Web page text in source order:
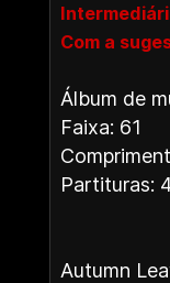
Com a
Álbum de
Faixa: 61
Partituras:
Autumn